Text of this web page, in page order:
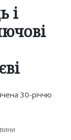
і
30-річчю